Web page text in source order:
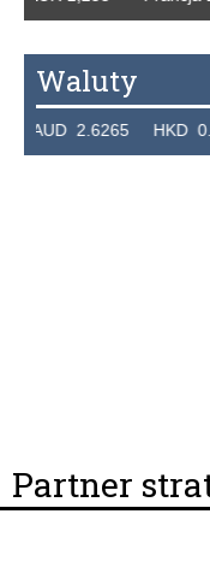
Waluty
2.6265 HKD
Partner